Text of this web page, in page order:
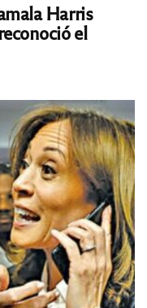
Harris
el